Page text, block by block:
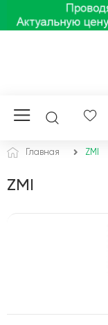
Главная ZMI
ZMI